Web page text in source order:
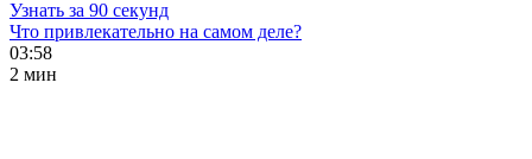
Узнать за 90 секунд
Что привлекательно на самом деле?
03:58
2 мин